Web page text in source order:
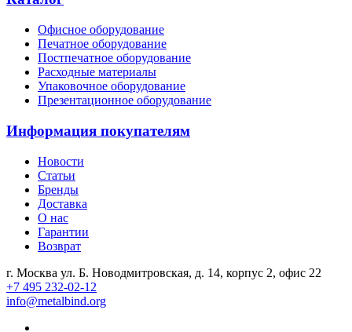
Офисное оборудование
Печатное оборудование
Постпечатное оборудование
Расходные материалы
Упаковочное оборудование
Презентационное оборудование
Информация покупателям
Новости
Статьи
Бренды
Доставка
О нас
Гарантии
Возврат
г. Москва ул. Б. Новодмитровская, д. 14, корпус 2, офис 22
+7 495 232-02-12
info@metalbind.org